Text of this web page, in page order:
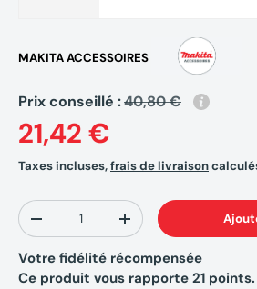
MAKITA ACCESSOIRES
Prix conseillé :40,80 €
21,42 €
Taxes incluses,frais de livraison
Qté
-
+
Votre fidélité récompensée
Ce produit vous rapporte 21 points.